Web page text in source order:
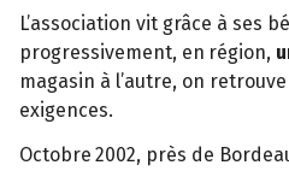
L’association vit grâce à ses
progressivement, en région,
magasin à l’autre, on
exigences.
Octobre 2002, près de